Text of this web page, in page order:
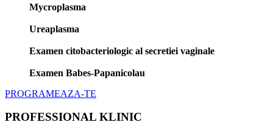
Mycroplasma
Ureaplasma
Examen citobacteriologic al secretiei vaginale
Examen Babes-Papanicolau
PROGRAMEAZA-TE
PROFESSIONAL KLINIC